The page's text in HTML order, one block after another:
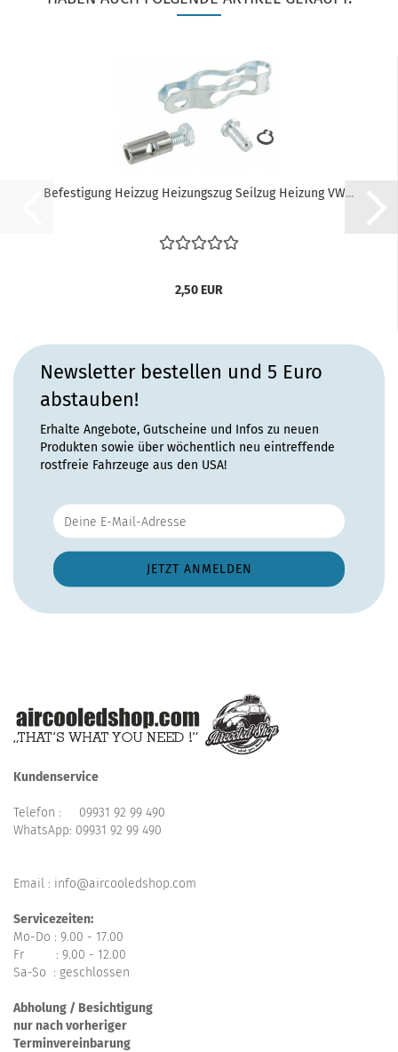
Befestigung Heizzug Heizungszug Seilzug Heizung VW...
2,50 EUR
Newsletter bestellen und 5 Euro
abstauben!
Erhalte Angebote, Gutscheine und Infos zu neuen
Produkten sowie über wöchentlich neu eintreffende
rostfreie Fahrzeuge aus den USA!
Kundenservice
Telefon : 09931 92 99 490
WhatsApp: 09931 92 99 490
Email : info@aircooledshop.com
Servicezeiten:
Mo-Do : 9.00 - 17.00
Fr : 9.00 - 12.00
Sa-So : geschlossen
Abholung / Besichtigung
nur nach vorheriger
Terminvereinbarung